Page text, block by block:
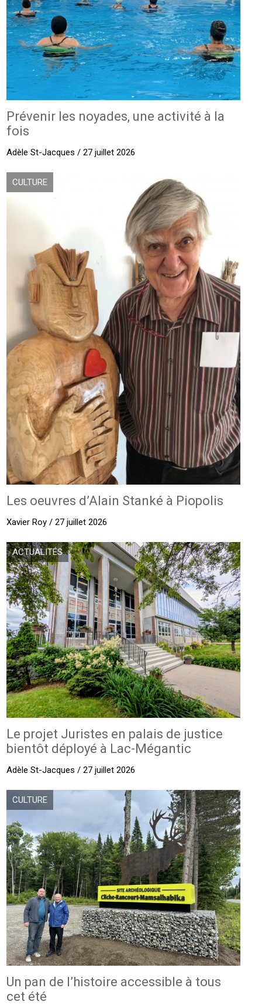
Prévenir les noyades, une activité à la
fois
Adèle St-Jacques / 27 juillet 2026
CULTURE
Les oeuvres d’Alain Stanké à Piopolis
Xavier Roy / 27 juillet 2026
ACTUALITÉS
Le projet Juristes en palais de justice
bientôt déployé à Lac-Mégantic
Adèle St-Jacques / 27 juillet 2026
CULTURE
Un pan de l’histoire accessible à tous
cet été